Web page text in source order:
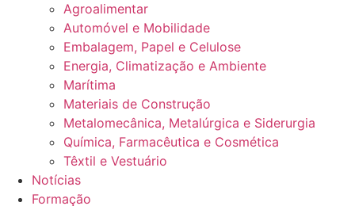
Agroalimentar
Automóvel e Mobilidade
Embalagem, Papel e Celulose
Energia, Climatização e Ambiente
Marítima
Materiais de Construção
Metalomecânica, Metalúrgica e Siderurgia
Química, Farmacêutica e Cosmética
Têxtil e Vestuário
Notícias
Formação